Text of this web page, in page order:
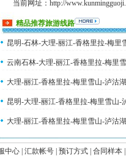
当前网址：http://
精品推荐旅游线路
昆明-石林-大理-丽江-香格里拉-梅里
云南石林-大理-丽江-香格里拉-梅里
大理-丽江-香格里拉-梅里雪山-泸沽
昆明-大理-丽江-香格里拉-梅里雪山-
大理-丽江-香格里拉-梅里雪山-泸沽
中心| 汇款帐号| 预订方式| 合同样本